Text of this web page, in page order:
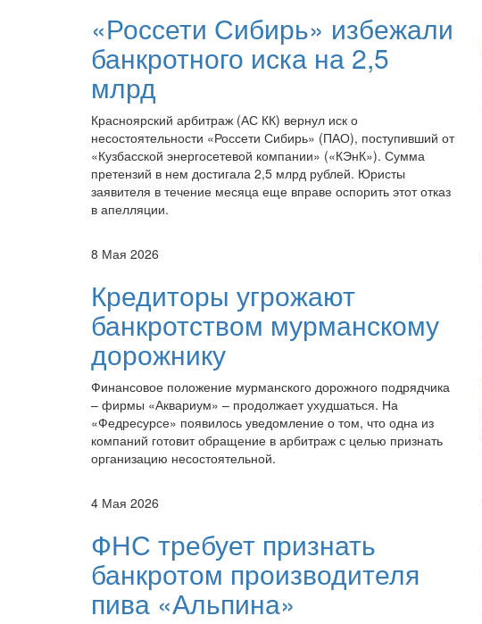
«Россети Сибирь» избежали
банкротного иска на 2,5
млрд
Красноярский арбитраж (АС КК) вернул иск о
несостоятельности «Россети Сибирь» (ПАО), поступивший от
«Кузбасской энергосетевой компании» («КЭнК»). Сумма
претензий в нем достигала 2,5 млрд рублей. Юристы
заявителя в течение месяца еще вправе оспорить этот отказ
в апелляции.
8 Мая 2026
Кредиторы угрожают
банкротством мурманскому
дорожнику
Финансовое положение мурманского дорожного подрядчика
– фирмы «Аквариум» – продолжает ухудшаться. На
«Федресурсе» появилось уведомление о том, что одна из
компаний готовит обращение в арбитраж с целью признать
организацию несостоятельной.
4 Мая 2026
ФНС требует признать
банкротом производителя
пива «Альпина»